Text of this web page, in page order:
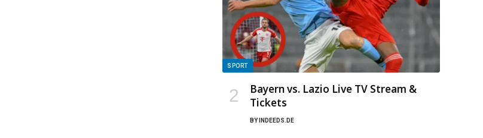
SPORT
Bayern vs. Lazio Live TV Stream &
Tickets
BY INDEEDS.DE